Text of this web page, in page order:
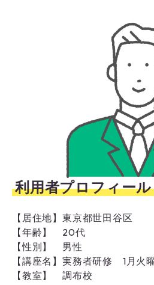
利用者プロフィール
【居住地】 東京都世田谷区
【年齢】
20代
【性別】
男性
【講座名】 実務者研修 1月火
【教室】
調布校